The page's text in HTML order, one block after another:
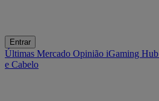
Entrar
Últimas Mercado Opinião iGaming Hub
e Cabelo